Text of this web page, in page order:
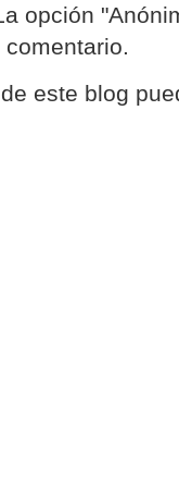
opción
este blog